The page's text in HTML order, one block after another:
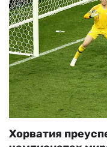
Хорватия